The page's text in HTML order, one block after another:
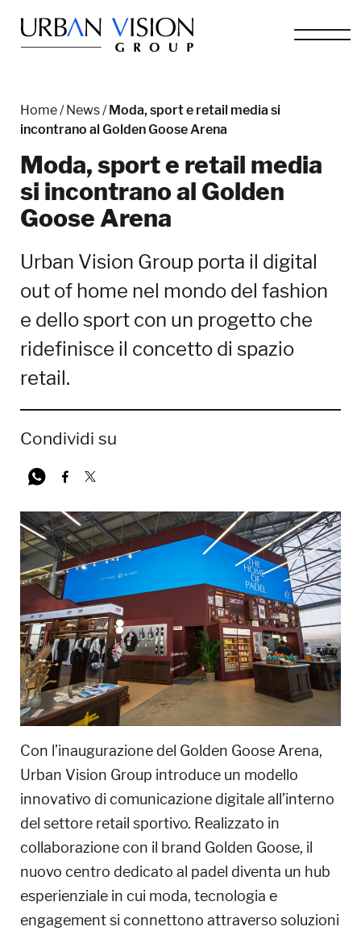
Home/News/Moda, sport e retail media si
incontrano al Golden Goose Arena
Moda, sport e retail media
si incontrano al Golden
Goose Arena
Urban Vision Group porta il digital
out of home nel mondo del fashion
e dello sport con un progetto che
ridefinisce il concetto di spazio
retail.
Condividi su
Con l’inaugurazione del Golden Goose Arena,
Urban Vision Group introduce un modello
innovativo di comunicazione digitale all’interno
del settore retail sportivo. Realizzato in
collaborazione con il brand Golden Goose, il
nuovo centro dedicato al padel diventa un hub
esperienziale in cui moda, tecnologia e
engagement si connettono attraverso soluzioni